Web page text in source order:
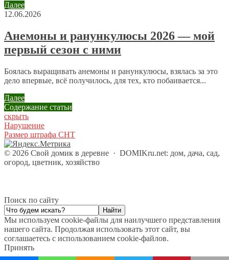
Далее
12.06.2026
Анемоны и ранункулюсы 2026 — мой
первый сезон с ними
Боялась выращивать анемоны и ранункулюсы, взялась за это
дело впервые, всё получилось, для тех, кто побаивается...
Далее
Содержание статьи
скрыть
Нарушение
Размер штрафа СНТ
© 2026 Свой домик в деревне · DOMIKru.net: дом, дача, сад,
огород, цветник, хозяйство
Поиск по сайту
Мы используем cookie-файлы для наилучшего представления
нашего сайта. Продолжая использовать этот сайт, вы
соглашаетесь с использованием cookie-файлов.
Принять